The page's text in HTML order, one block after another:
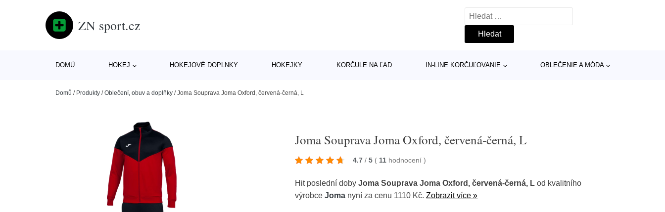
ZN sport.cz
Vyhledávání
DOMŮ HOKEJ HOKEJOVÉ DOPLNKY HOKEJKY KORČULE NA ĽAD IN-LINE KORČUĽOVANIE OBLEČENIE A MÓDA
Domů / Produkty /Oblečení, obuv a doplňky /Joma Souprava Joma Oxford, červená-černá, L
Joma Souprava Joma Oxford, červená-černá, L
4.7 / 5 ( 11 hodnocení)
Hit poslední dobyJoma Souprava Joma Oxford, červená-černá, L od kvalitního
výrobceJoma nyní za cenu 1110 Kč.Zobrazit více »